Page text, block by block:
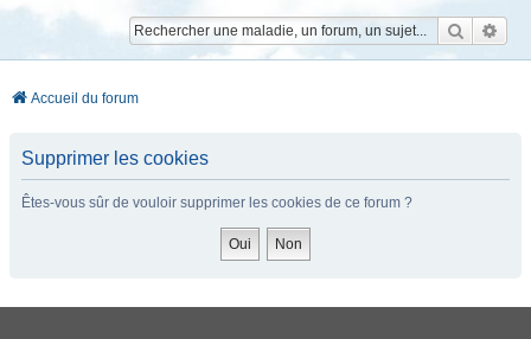
Accueil du forum
Supprimer les cookies
Êtes-vous sûr de vouloir supprimer les cookies de ce forum ?